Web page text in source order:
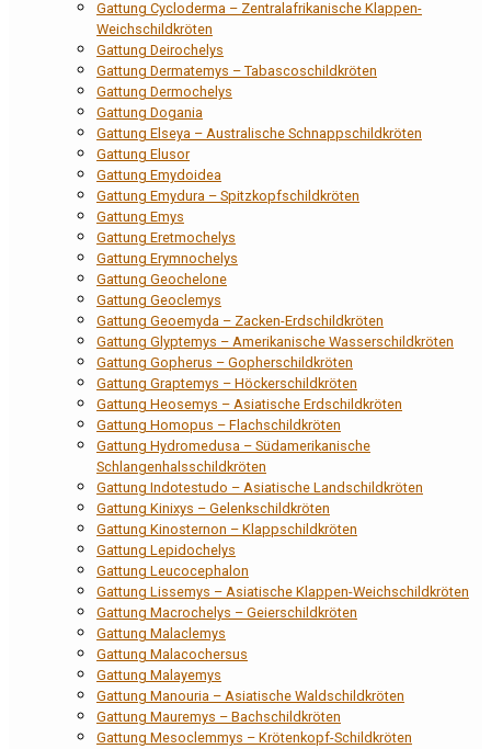
Gattung Cycloderma – Zentralafrikanische Klappen-
Weichschildkröten
Gattung Deirochelys
Gattung Dermatemys – Tabascoschildkröten
Gattung Dermochelys
Gattung Dogania
Gattung Elseya – Australische Schnappschildkröten
Gattung Elusor
Gattung Emydoidea
Gattung Emydura – Spitzkopfschildkröten
Gattung Emys
Gattung Eretmochelys
Gattung Erymnochelys
Gattung Geochelone
Gattung Geoclemys
Gattung Geoemyda – Zacken-Erdschildkröten
Gattung Glyptemys – Amerikanische Wasserschildkröten
Gattung Gopherus – Gopherschildkröten
Gattung Graptemys – Höckerschildkröten
Gattung Heosemys – Asiatische Erdschildkröten
Gattung Homopus – Flachschildkröten
Gattung Hydromedusa – Südamerikanische
Schlangenhalsschildkröten
Gattung Indotestudo – Asiatische Landschildkröten
Gattung Kinixys – Gelenkschildkröten
Gattung Kinosternon – Klappschildkröten
Gattung Lepidochelys
Gattung Leucocephalon
Gattung Lissemys – Asiatische Klappen-Weichschildkröten
Gattung Macrochelys – Geierschildkröten
Gattung Malaclemys
Gattung Malacochersus
Gattung Malayemys
Gattung Manouria – Asiatische Waldschildkröten
Gattung Mauremys – Bachschildkröten
Gattung Mesoclemmys – Krötenkopf-Schildkröten